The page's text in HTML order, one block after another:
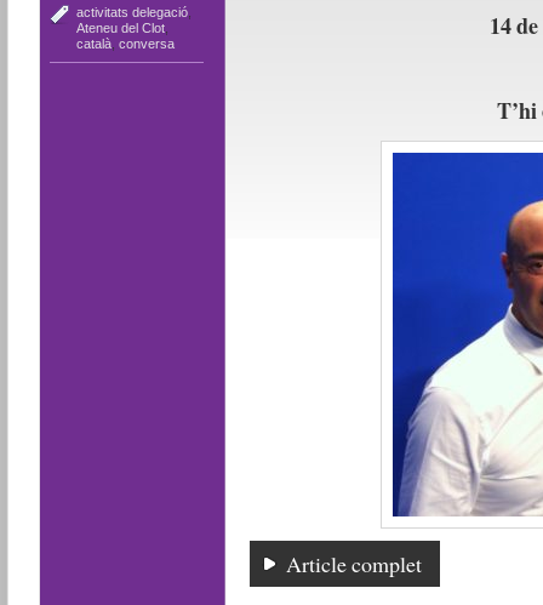
activitats delegació,
Ateneu del Clot,
català, conversa
14
T’hi
Article complet